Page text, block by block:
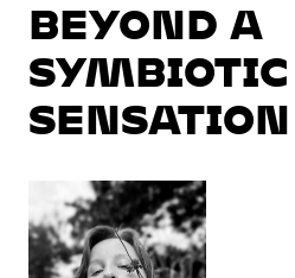
BEYOND A
SYMBIOTIC
SENSATION